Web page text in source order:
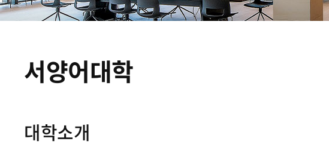
서양어대학
대학소개